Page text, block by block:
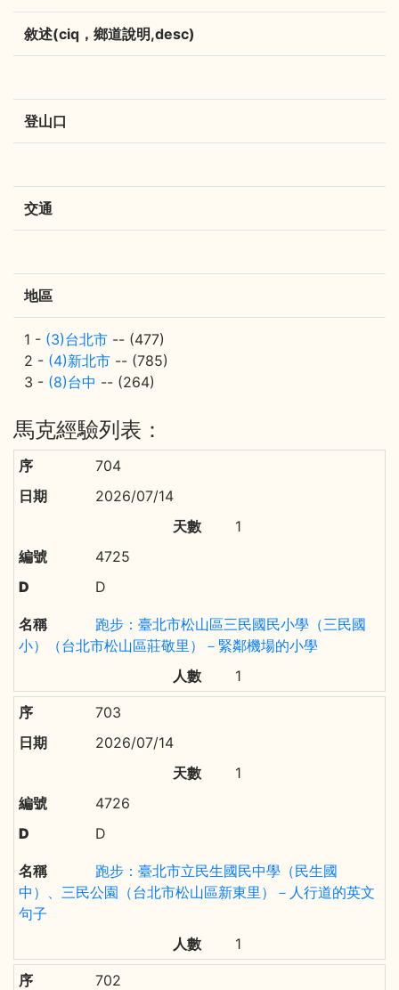
敘述(ciq，鄉道說明,desc)
登山口
交通
地區
1 - (3)台北市 -- (477)
2 - (4)新北市 -- (785)
3 - (8)台中 -- (264)
馬克經驗列表：
704
2026/07/14
1
4725
D
跑步：臺北市松山區三民國民小學（三民國
小）（台北市松山區莊敬里）－緊鄰機場的小學
1
703
2026/07/14
1
4726
D
跑步：臺北市立民生國民中學（民生國
中）、三民公園（台北市松山區新東里）－人行道的英文
句子
1
702